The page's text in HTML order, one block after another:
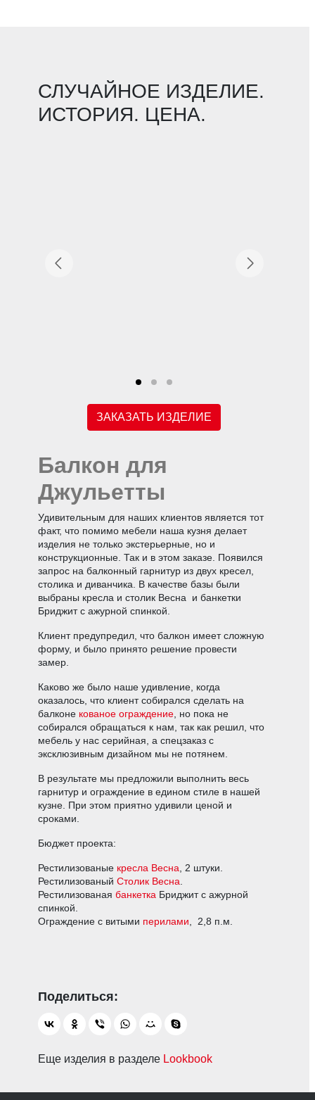
СЛУЧАЙНОЕ ИЗДЕЛИЕ.
ИСТОРИЯ. ЦЕНА.
ЗАКАЗАТЬ ИЗДЕЛИЕ
Балкон для
Джульетты
Удивительным для наших клиентов является тот
факт, что помимо мебели наша кузня делает
изделия не только экстерьерные, но и
конструкционные. Так и в этом заказе. Появился
запрос на балконный гарнитур из двух кресел,
столика и диванчика. В качестве базы были
выбраны кресла и столик Весна и банкетки
Бриджит с ажурной спинкой.
Клиент предупредил, что балкон имеет сложную
форму, и было принято решение провести
замер.
Каково же было наше удивление, когда
оказалось, что клиент собирался сделать на
балконе кованое ограждение, но пока не
собирался обращаться к нам, так как решил, что
мебель у нас серийная, а спецзаказ с
эксклюзивным дизайном мы не потянем.
В результате мы предложили выполнить весь
гарнитур и ограждение в едином стиле в нашей
кузне. При этом приятно удивили ценой и
сроками.
Бюджет проекта:
Рестилизованые кресла Весна , 2 штуки.
Рестилизованый Столик Весна
Рестилизованая банкетка Бриджит с ажурной
спинкой.
Ограждение с витыми перилами , 2,8 п.м.
Еще изделия в разделе Lookbook